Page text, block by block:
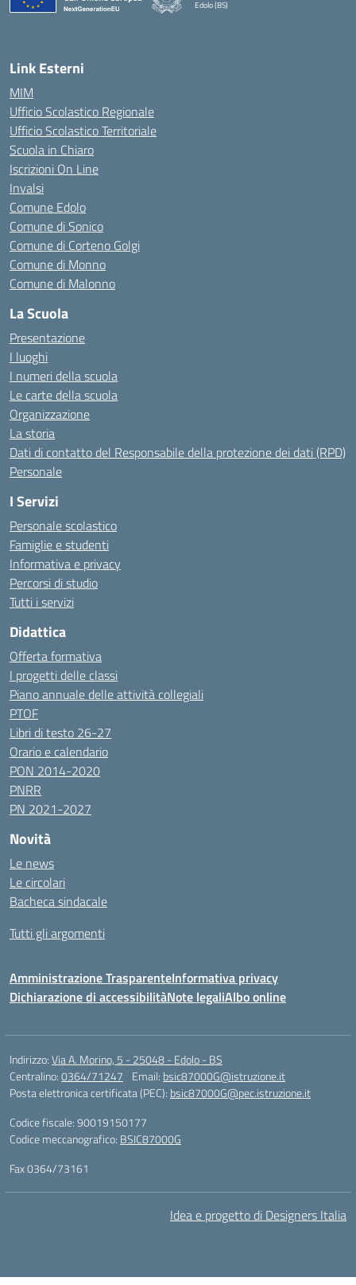
Edolo (BS)
Link Esterni
MIM
Ufficio Scolastico Regionale
Ufficio Scolastico Territoriale
Scuola in Chiaro
Iscrizioni On Line
Invalsi
Comune Edolo
Comune di Sonico
Comune di Corteno Golgi
Comune di Monno
Comune di Malonno
La Scuola
Presentazione
I luoghi
I numeri della scuola
Le carte della scuola
Organizzazione
La storia
Dati di contatto del Responsabile della protezione dei dati (RPD)
Personale
I Servizi
Personale scolastico
Famiglie e studenti
Informativa e privacy
Percorsi di studio
Tutti i servizi
Didattica
Offerta formativa
I progetti delle classi
Piano annuale delle attività collegiali
PTOF
Libri di testo 26-27
Orario e calendario
PON 2014-2020
PNRR
PN 2021-2027
Novità
Le news
Le circolari
Bacheca sindacale
Tutti gli argomenti
Amministrazione TrasparenteInformativa privacy
Dichiarazione di accessibilitàNote legaliAlbo online
Indirizzo:Via A. Morino, 5 - 25048 - Edolo - BS
Centralino:0364/71247 Email: bsic87000G@istruzione.it
Posta elettronica certificata (PEC): bsic87000G@pec.istruzione.it
Codice fiscale: 90019150177
Codice meccanografico: BSIC87000G
Fax 0364/73161
Idea e progetto di Designers Italia